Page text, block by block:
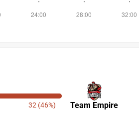
Team Empire
32 (46%)